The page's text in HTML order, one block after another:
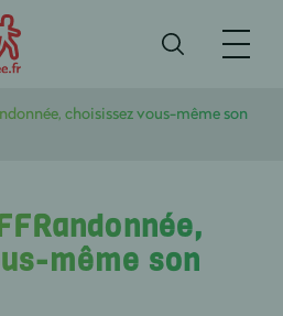
choisissez vous-même son
même son